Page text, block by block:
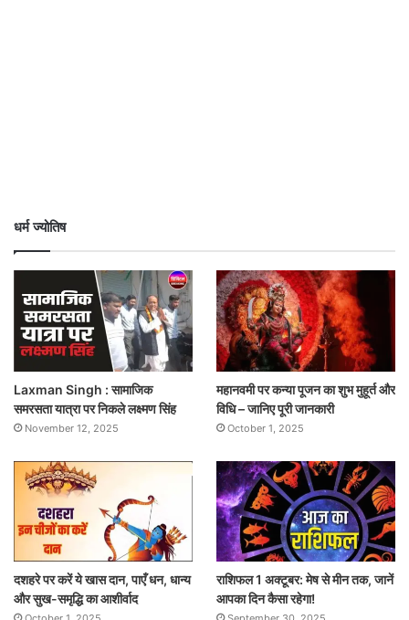
धर्म ज्योतिष
Laxman Singh : सामाजिक
समरसता यात्रा पर निकले लक्ष्मण सिंह
November 12, 2025
महानवमी पर कन्या पूजन का शुभ मुहूर्त और
विधि – जानिए पूरी जानकारी
October 1, 2025
दशहरे पर करें ये खास दान, पाएँ धन, धान्य
और सुख-समृद्धि का आशीर्वाद
राशिफल 1 अक्टूबर: मेष से मीन तक, जानें
आपका दिन कैसा रहेगा!